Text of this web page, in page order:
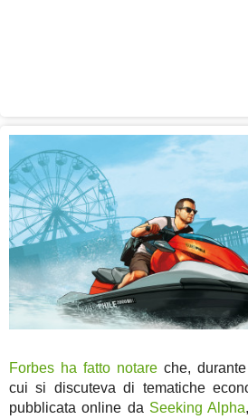
Forbes ha fatto notare che,
cui si discuteva di tematiche
pubblicata online da Seeking Alpha